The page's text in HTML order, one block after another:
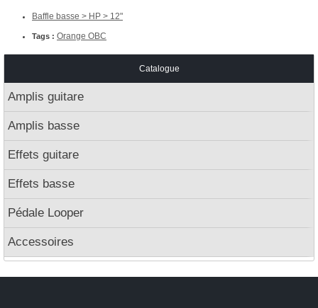
Baffle basse > HP > 12"
Tags : Orange OBC
Catalogue
Amplis guitare
Amplis basse
Effets guitare
Effets basse
Pédale Looper
Accessoires